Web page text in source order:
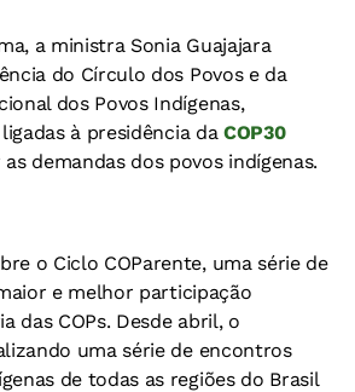
a ministra Sonia Guajajara
do Círculo dos Povos e da
dos Povos Indígenas,
à presidência da COP30
demandas dos povos indígenas.
o Ciclo COParente, uma série de
e melhor participação
das COPs. Desde abril, o
uma série de encontros
de todas as regiões do Brasil